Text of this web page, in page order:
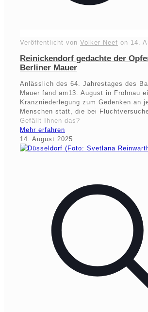
Veröffentlicht von Volker Neef on 14.
Reinickendorf gedachte der
Berliner Mauer
Anlässlich des 64. Jahrestages des
Mauer fand am13. August in Frohnau
Kranzniederlegung zum Gedenken an
Menschen statt, die bei
Gefällt Ihnen das?
Mehr erfahren
14. August 2025